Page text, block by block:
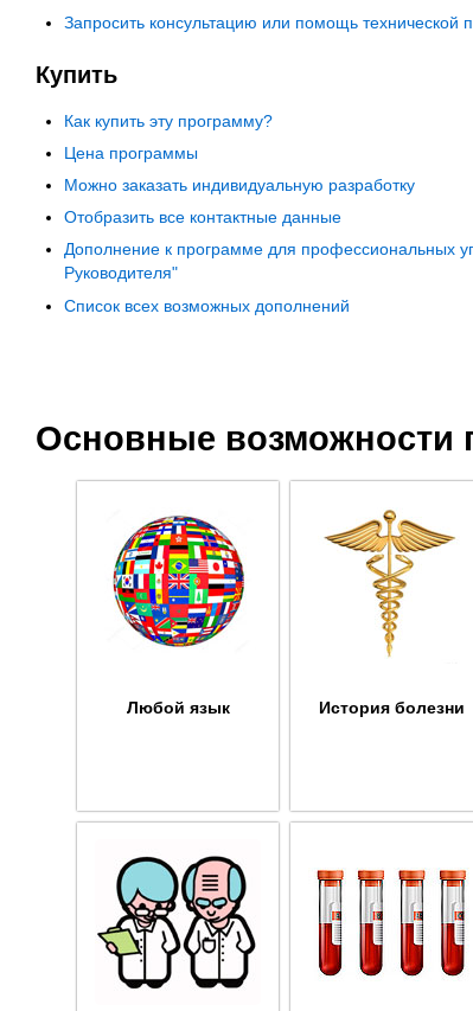
Запросить консультацию или помощь технической
Купить
Как купить эту программу?
Цена программы
Можно заказать индивидуальную разработку
Отобразить все контактные данные
Дополнение к программе для профессиональных
Руководителя"
Список всех возможных дополнений
Основные возможности
Любой язык История болезни